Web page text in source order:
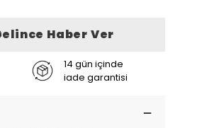
Haber Ver
14 gün içinde
iade garantisi